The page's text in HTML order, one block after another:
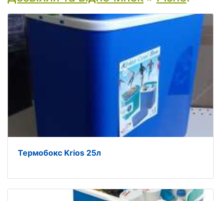
Термобокс Krios 25л